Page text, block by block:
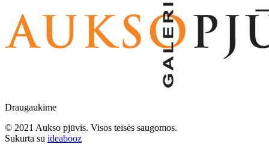
Draugaukime
© 2021 Aukso pjūvis. Visos teisės saugomos.
Sukurta su ideabooz